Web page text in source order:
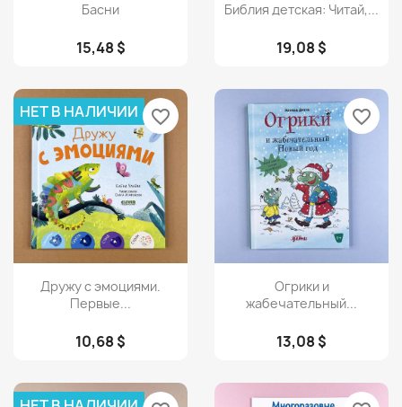
Просмотр
Басни
15,48 $
Просмотр
Библия детская: Читай,...
19,08 $
Просмотр
Дружу с эмоциями.
Первые...
10,68 $
НЕТ В НАЛИЧИИ favorite_border
Просмотр
Огрики и
жабечательный...
13,08 $
favorite_border